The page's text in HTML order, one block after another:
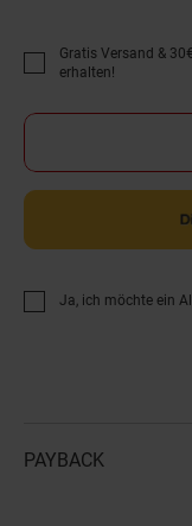
Promotion "Gratis
Gratis Versand &
erhalten!
Ja, ich möchte ein
PAYBACK